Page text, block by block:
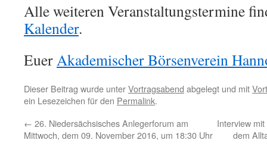
Alle weiteren Veranstaltungstermine
Kalender.
EuerAkademischer Börsenverein
Dieser Beitrag wurde unterVortragsabend abgelegt und mit
ein Lesezeichen für den Permalink.
← 26. Niedersächsisches Anlegerforum am
Mittwoch, dem 09. November 2016, um 18:30 Uhr
Interview
dem